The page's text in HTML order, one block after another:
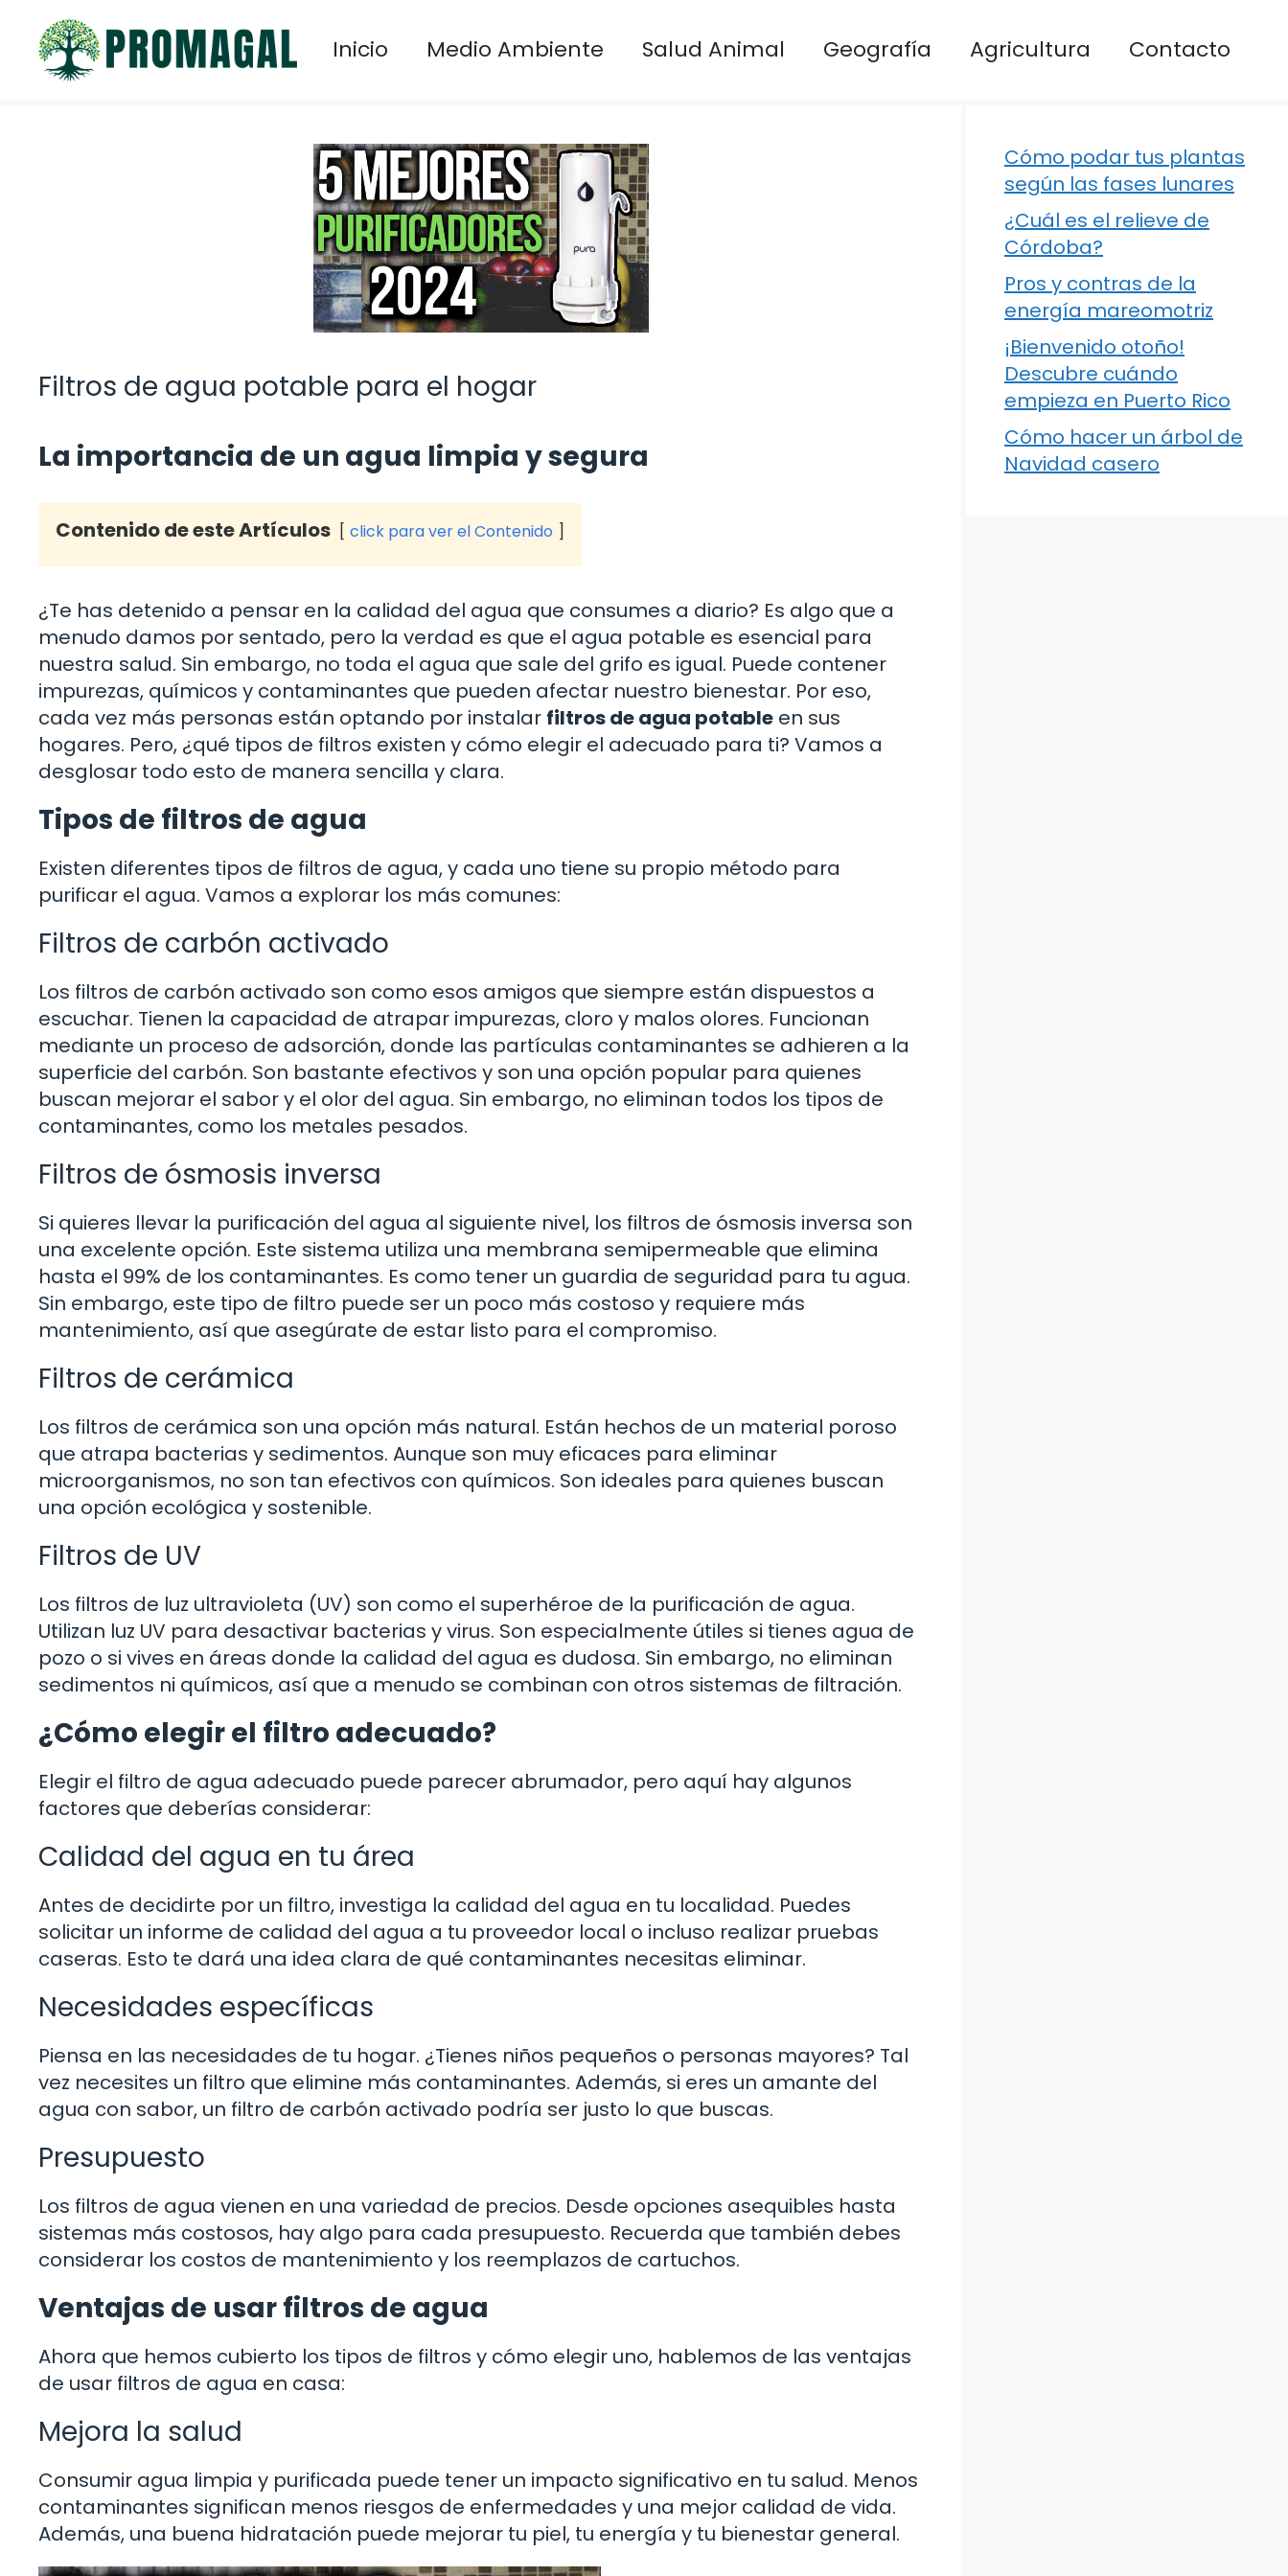
contenido
Inicio Medio Ambiente Salud Animal Geografía Agricultura Contacto
Filtros de agua potable para el hogar
La importancia de un agua limpia y segura
Contenido de este Artículos click para ver el Contenido
¿Te has detenido a pensar en la calidad del agua que consumes a diario? Es algo que a
menudo damos por sentado, pero la verdad es que el agua potable es esencial para
nuestra salud. Sin embargo, no toda el agua que sale del grifo es igual. Puede contener
impurezas, químicos y contaminantes que pueden afectar nuestro bienestar. Por eso,
cada vez más personas están optando por instalar filtros de agua potable en sus
hogares. Pero, ¿qué tipos de filtros existen y cómo elegir el adecuado para ti? Vamos a
desglosar todo esto de manera sencilla y clara.
Tipos de filtros de agua
Existen diferentes tipos de filtros de agua, y cada uno tiene su propio método para
purificar el agua. Vamos a explorar los más comunes:
Filtros de carbón activado
Los filtros de carbón activado son como esos amigos que siempre están dispuestos a
escuchar. Tienen la capacidad de atrapar impurezas, cloro y malos olores. Funcionan
mediante un proceso de adsorción, donde las partículas contaminantes se adhieren a la
superficie del carbón. Son bastante efectivos y son una opción popular para quienes
buscan mejorar el sabor y el olor del agua. Sin embargo, no eliminan todos los tipos de
contaminantes, como los metales pesados.
Filtros de ósmosis inversa
Si quieres llevar la purificación del agua al siguiente nivel, los filtros de ósmosis inversa son
una excelente opción. Este sistema utiliza una membrana semipermeable que elimina
hasta el 99% de los contaminantes. Es como tener un guardia de seguridad para tu agua.
Sin embargo, este tipo de filtro puede ser un poco más costoso y requiere más
mantenimiento, así que asegúrate de estar listo para el compromiso.
Filtros de cerámica
Los filtros de cerámica son una opción más natural. Están hechos de un material poroso
que atrapa bacterias y sedimentos. Aunque son muy eficaces para eliminar
microorganismos, no son tan efectivos con químicos. Son ideales para quienes buscan
una opción ecológica y sostenible.
Filtros de UV
Los filtros de luz ultravioleta (UV) son como el superhéroe de la purificación de agua.
Utilizan luz UV para desactivar bacterias y virus. Son especialmente útiles si tienes agua de
pozo o si vives en áreas donde la calidad del agua es dudosa. Sin embargo, no eliminan
sedimentos ni químicos, así que a menudo se combinan con otros sistemas de filtración.
¿Cómo elegir el filtro adecuado?
Elegir el filtro de agua adecuado puede parecer abrumador, pero aquí hay algunos
factores que deberías considerar:
Calidad del agua en tu área
Antes de decidirte por un filtro, investiga la calidad del agua en tu localidad. Puedes
solicitar un informe de calidad del agua a tu proveedor local o incluso realizar pruebas
caseras. Esto te dará una idea clara de qué contaminantes necesitas eliminar.
Necesidades específicas
Piensa en las necesidades de tu hogar. ¿Tienes niños pequeños o personas mayores? Tal
vez necesites un filtro que elimine más contaminantes. Además, si eres un amante del
agua con sabor, un filtro de carbón activado podría ser justo lo que buscas.
Presupuesto
Los filtros de agua vienen en una variedad de precios. Desde opciones asequibles hasta
sistemas más costosos, hay algo para cada presupuesto. Recuerda que también debes
considerar los costos de mantenimiento y los reemplazos de cartuchos.
Ventajas de usar filtros de agua
Ahora que hemos cubierto los tipos de filtros y cómo elegir uno, hablemos de las ventajas
de usar filtros de agua en casa:
Mejora la salud
Consumir agua limpia y purificada puede tener un impacto significativo en tu salud. Menos
contaminantes significan menos riesgos de enfermedades y una mejor calidad de vida.
Además, una buena hidratación puede mejorar tu piel, tu energía y tu bienestar general.
Cómo podar tus plantas
según las fases lunares
¿Cuál es el relieve de
Córdoba?
Pros y contras de la
energía mareomotriz
¡Bienvenido otoño!
Descubre cuándo
empieza en Puerto Rico
Cómo hacer un árbol de
Navidad casero